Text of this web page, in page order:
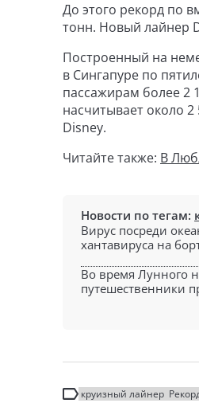
До этого рекорд по
тонн. Новый лайнер
Построенный на
в Сингапуре по
пассажирам более 2
насчитывает около
Disney.
Читайте также: В
Новости по тегам:
Вирус посреди
хантавируса на
Во время Лунного
путешественники
круизный лайнер